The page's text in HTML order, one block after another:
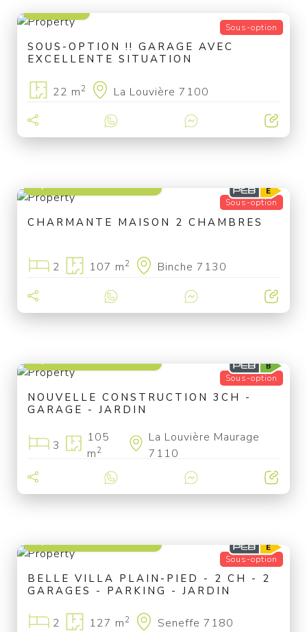
Sous-option
SOUS-OPTION !! GARAGE AVEC
EXCELLENTE SITUATION
22 m2 La Louvière 7100
Sous-option
CHARMANTE MAISON 2 CHAMBRES
2 107 m2 Binche 7130
Sous-option
NOUVELLE CONSTRUCTION 3CH -
GARAGE - JARDIN
3
105
m2
La Louvière Maurage
7110
Sous-option
BELLE VILLA PLAIN-PIED - 2 CH - 2
GARAGES - PARKING - JARDIN
2 127 m2 Seneffe 7180